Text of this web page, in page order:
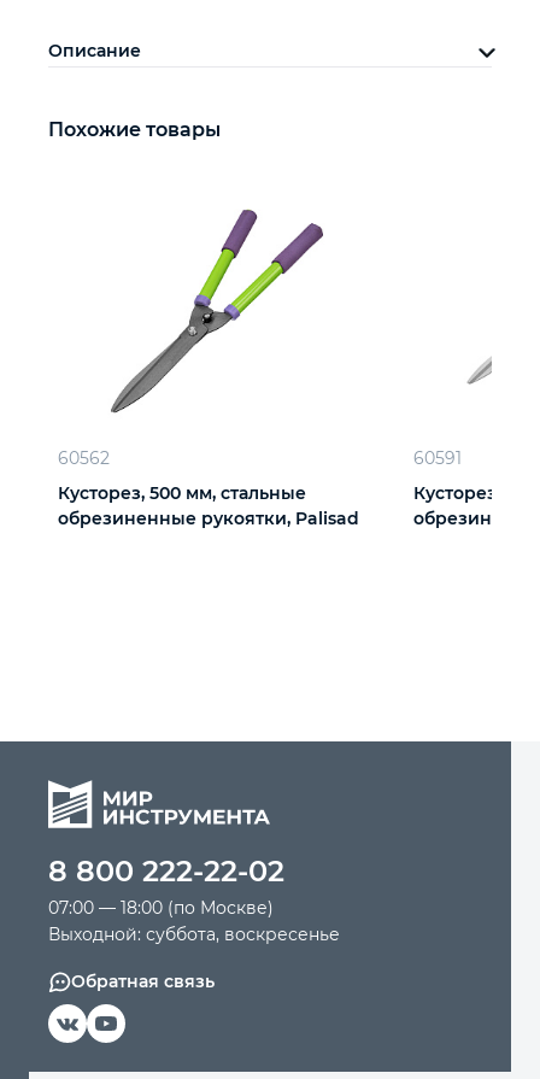
Описание
Похожие товары
60562
Кусторез, 500 мм, стальные
обрезиненные рукоятки, Palisad
60591
Кусторез,
8 800 222-22-02
07:00 — 18:00 (по Москве)
Выходной: суббота, воскресенье
Обратная связь